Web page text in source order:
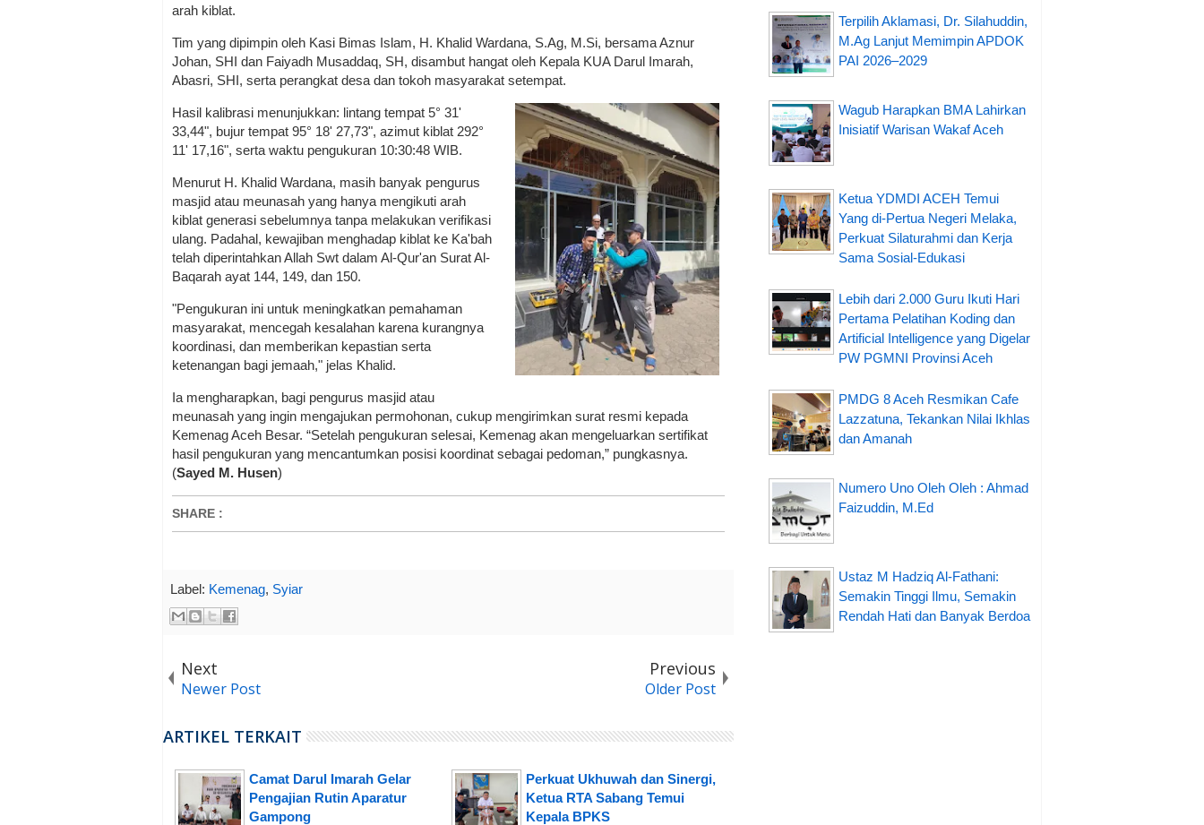
arah kiblat.
Tim yang dipimpin oleh Kasi Bimas Islam, H. Khalid Wardana, S.Ag, M.Si, bersama Aznur
Johan, SHI dan Faiyadh Musaddaq, SH, disambut hangat oleh Kepala KUA Darul Imarah,
Abasri, SHI, serta perangkat desa dan tokoh masyarakat setempat.
Hasil kalibrasi menunjukkan: lintang tempat 5° 31'
33,44", bujur tempat 95° 18' 27,73", azimut kiblat 292°
11' 17,16", serta waktu pengukuran 10:30:48 WIB.
Menurut H. Khalid Wardana, masih banyak pengurus
masjid atau meunasah yang hanya mengikuti arah
kiblat generasi sebelumnya tanpa melakukan verifikasi
ulang. Padahal, kewajiban menghadap kiblat ke Ka'bah
telah diperintahkan Allah Swt dalam Al-Qur'an Surat Al-
Baqarah ayat 144, 149, dan 150.
"Pengukuran ini untuk meningkatkan pemahaman
masyarakat, mencegah kesalahan karena kurangnya
koordinasi, dan memberikan kepastian serta
ketenangan bagi jemaah," jelas Khalid.
Ia mengharapkan, bagi pengurus masjid atau
meunasah yang ingin mengajukan permohonan, cukup mengirimkan surat resmi kepada
Kemenag Aceh Besar. “Setelah pengukuran selesai, Kemenag akan mengeluarkan sertifikat
hasil pengukuran yang mencantumkan posisi koordinat sebagai pedoman,” pungkasnya.
(Sayed M. Husen)
SHARE :
Label: Kemenag, Syiar
Next
Newer Post
Previous
Older Post
ARTIKEL TERKAIT
Camat Darul Imarah Gelar
Pengajian Rutin Aparatur
Gampong
Perkuat Ukhuwah dan Sinergi,
Ketua RTA Sabang Temui
Kepala BPKS
Terpilih Aklamasi, Dr. Silahuddin,
M.Ag Lanjut Memimpin APDOK
PAI 2026–2029
Wagub Harapkan BMA Lahirkan
Inisiatif Warisan Wakaf Aceh
Ketua YDMDI ACEH Temui
Yang di-Pertua Negeri Melaka,
Perkuat Silaturahmi dan Kerja
Sama Sosial-Edukasi
Lebih dari 2.000 Guru Ikuti Hari
Pertama Pelatihan Koding dan
Artificial Intelligence yang Digelar
PW PGMNI Provinsi Aceh
PMDG 8 Aceh Resmikan Cafe
Lazzatuna, Tekankan Nilai Ikhlas
dan Amanah
Numero Uno Oleh Oleh : Ahmad
Faizuddin, M.Ed
Ustaz M Hadziq Al-Fathani:
Semakin Tinggi Ilmu, Semakin
Rendah Hati dan Banyak Berdoa